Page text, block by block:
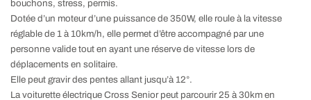
bouchons, stress, permis.
Dotée d’un moteur d’une puissance de 350W, elle roule à la vitesse
réglable de 1 à 10km/h, elle permet d’être accompagné par une
personne valide tout en ayant une réserve de vitesse lors de
déplacements en solitaire.
Elle peut gravir des pentes allant jusqu’à 12°.
La voiturette électrique Cross Senior peut parcourir 25 à 30km en